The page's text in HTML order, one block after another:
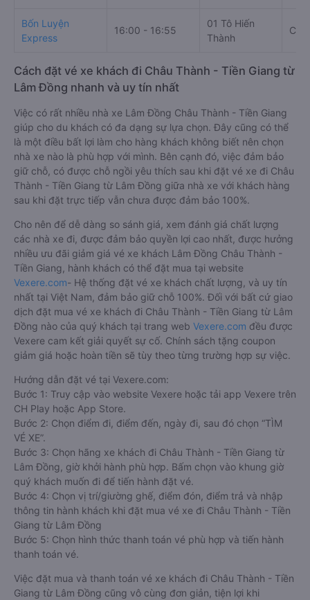
Bốn Luyện
Express
16:00 - 16:55
01 Tô Hiến
Thành
Cây
Cách đặt vé xe khách đi Châu Thành - Tiền Giang từ
Lâm Đồng nhanh và uy tín nhất
Việc có rất nhiều nhà xe Lâm Đồng Châu Thành - Tiền Giang
giúp cho du khách có đa dạng sự lựa chọn. Đây cũng có thể
là một điều bất lợi làm cho hàng khách không biết nên chọn
nhà xe nào là phù hợp với mình. Bên cạnh đó, việc đảm bảo
giữ chỗ, có được chỗ ngồi yêu thích sau khi đặt vé xe đi Châu
Thành - Tiền Giang từ Lâm Đồng giữa nhà xe với khách hàng
sau khi đặt trực tiếp vẫn chưa được đảm bảo 100%.
Cho nên để dễ dàng so sánh giá, xem đánh giá chất lượng
các nhà xe đi, được đảm bảo quyền lợi cao nhất, được hưởng
nhiều ưu đãi giảm giá vé xe khách Lâm Đồng Châu Thành -
Tiền Giang, hành khách có thể đặt mua tại website
Vexere.com- Hệ thống đặt vé xe khách chất lượng, và uy tín
nhất tại Việt Nam, đảm bảo giữ chỗ 100%. Đối với bất cứ giao
dịch đặt mua vé xe khách đi Châu Thành - Tiền Giang từ Lâm
Đồng nào của quý khách tại trang web Vexere.com đều được
Vexere cam kết giải quyết sự cố. Chính sách tặng coupon
giảm giá hoặc hoàn tiền sẽ tùy theo từng trường hợp sự việc.
Hướng dẫn đặt vé tại Vexere.com:
Bước 1: Truy cập vào website Vexere hoặc tải app Vexere trên
CH Play hoặc App Store.
Bước 2: Chọn điểm đi, điểm đến, ngày đi, sau đó chọn “TÌM
VÉ XE”.
Bước 3: Chọn hãng xe khách đi Châu Thành - Tiền Giang từ
Lâm Đồng, giờ khởi hành phù hợp. Bấm chọn vào khung giờ
quý khách muốn đi để tiến hành đặt vé.
Bước 4: Chọn vị trí/giường ghế, điểm đón, điểm trả và nhập
thông tin hành khách khi đặt mua vé xe đi Châu Thành - Tiền
Giang từ Lâm Đồng
Bước 5: Chọn hình thức thanh toán vé phù hợp và tiến hành
thanh toán vé.
Việc đặt mua và thanh toán vé xe khách đi Châu Thành - Tiền
Giang từ Lâm Đồng cũng vô cùng đơn giản, tiện lợi khi